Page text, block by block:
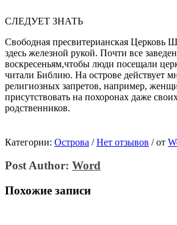
СЛЕДУЕТ ЗНАТЬ
Свободная пресвитерианская Церковь
здесь железной рукой. Почти все
воскресеньям,чтобы люди посещали
читали Библию. На острове действует
религиозных запретов, например,
присутствовать на похоронах даже
родственников.
Категории: Острова / Нет отзывов /от
Post Author: Word
Похожие записи